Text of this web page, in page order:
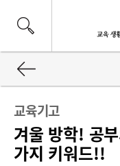
교육기고
겨울 방학! 공
가지 키워드!!